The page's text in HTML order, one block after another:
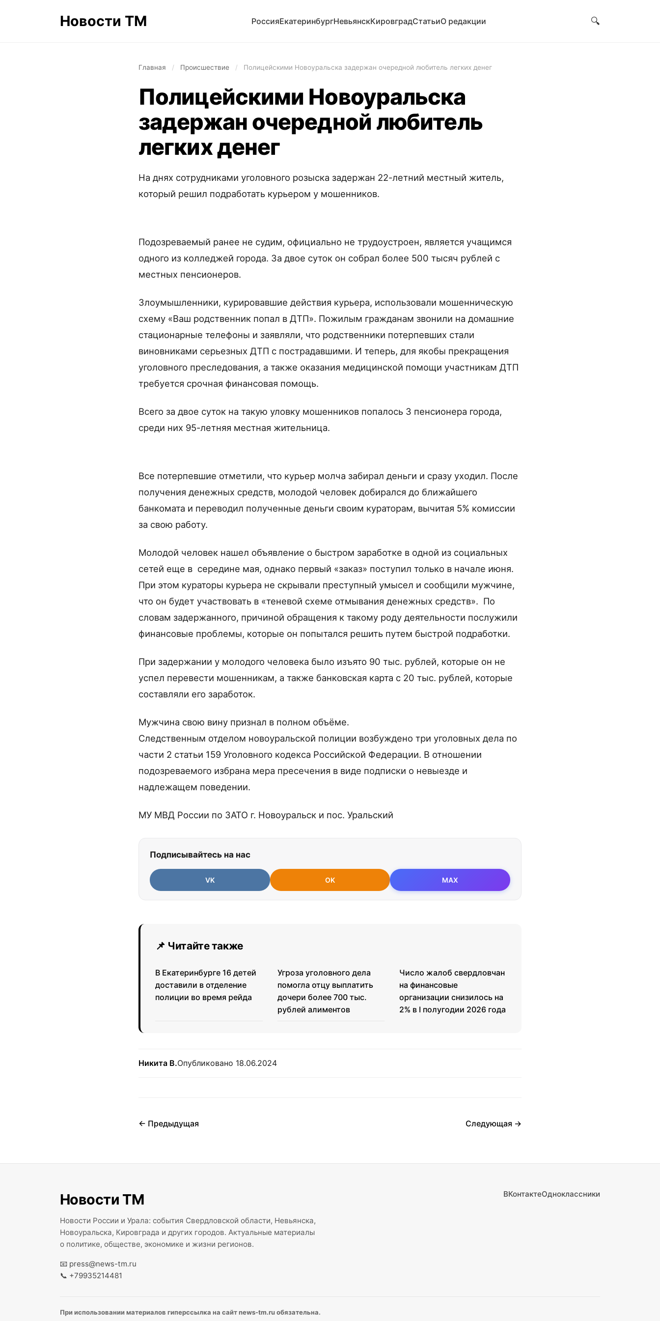
Новости ТМ РоссияЕкатеринбургНевьянскКировградСтатьиО редакции 🔍
Главная / Происшествие / Полицейскими Новоуральска задержан очередной любитель легких денег
Полицейскими Новоуральска
задержан очередной любитель
легких денег
На днях сотрудниками уголовного розыска задержан 22-летний местный житель,
который решил подработать курьером у мошенников.
Подозреваемый ранее не судим, официально не трудоустроен, является учащимся
одного из колледжей города. За двое суток он собрал более 500 тысяч рублей с
местных пенсионеров.
Злоумышленники, курировавшие действия курьера, использовали мошенническую
схему «Ваш родственник попал в ДТП». Пожилым гражданам звонили на домашние
стационарные телефоны и заявляли, что родственники потерпевших стали
виновниками серьезных ДТП с пострадавшими. И теперь, для якобы прекращения
уголовного преследования, а также оказания медицинской помощи участникам ДТП
требуется срочная финансовая помощь.
Всего за двое суток на такую уловку мошенников попалось 3 пенсионера города,
среди них 95-летняя местная жительница.
Все потерпевшие отметили, что курьер молча забирал деньги и сразу уходил. После
получения денежных средств, молодой человек добирался до ближайшего
банкомата и переводил полученные деньги своим кураторам, вычитая 5% комиссии
за свою работу.
Молодой человек нашел объявление о быстром заработке в одной из социальных
сетей еще в середине мая, однако первый «заказ» поступил только в начале июня.
При этом кураторы курьера не скрывали преступный умысел и сообщили мужчине,
что он будет участвовать в «теневой схеме отмывания денежных средств». По
словам задержанного, причиной обращения к такому роду деятельности послужили
финансовые проблемы, которые он попытался решить путем быстрой подработки.
При задержании у молодого человека было изъято 90 тыс. рублей, которые он не
успел перевести мошенникам, а также банковская карта с 20 тыс. рублей, которые
составляли его заработок.
Мужчина свою вину признал в полном объёме.
Следственным отделом новоуральской полиции возбуждено три уголовных дела по
части 2 статьи 159 Уголовного кодекса Российской Федерации. В отношении
подозреваемого избрана мера пресечения в виде подписки о невыезде и
надлежащем поведении.
МУ МВД России по ЗАТО г. Новоуральск и пос. Уральский
Подписывайтесь на нас
VK OK MAX
📌 Читайте также
В Екатеринбурге 16 детей
доставили в отделение
полиции во время рейда
Угроза уголовного дела
помогла отцу выплатить
дочери более 700 тыс.
рублей алиментов
Число жалоб свердловчан
на финансовые
организации снизилось на
2% в I полугодии 2026 года
Никита В.Опубликовано 18.06.2024
← Предыдущая Следующая →
Новости ТМ
Новости России и Урала: события Свердловской области, Невьянска,
Новоуральска, Кировграда и других городов. Актуальные материалы
о политике, обществе, экономике и жизни регионов.
📧 press@news-tm.ru
📞 +79935214481
ВКонтактеОдноклассники
При использовании материалов гиперссылка на сайт news-tm.ru обязательна.